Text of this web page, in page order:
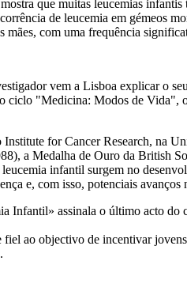
que muitas leucemias
de leucemia em gémeos
mães, com uma frequência
vem a Lisboa explicar o
ciclo "Medicina: Modos de Vida",
for Cancer Research, na
a Medalha de Ouro da British
infantil surgem no
e, com isso, potenciais avanços
Infantil» assinala o último acto
fiel ao objectivo de incentivar